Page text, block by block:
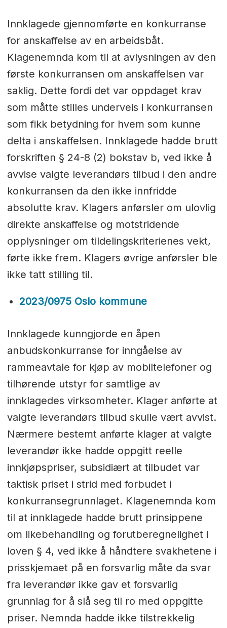
Innklagede gjennomførte en konkurranse
for anskaffelse av en arbeidsbåt.
Klagenemnda kom til at avlysningen av den
første konkurransen om anskaffelsen var
saklig. Dette fordi det var oppdaget krav
som måtte stilles underveis i konkurransen
som fikk betydning for hvem som kunne
delta i anskaffelsen. Innklagede hadde brutt
forskriften § 24-8 (2) bokstav b, ved ikke å
avvise valgte leverandørs tilbud i den andre
konkurransen da den ikke innfridde
absolutte krav. Klagers anførsler om ulovlig
direkte anskaffelse og motstridende
opplysninger om tildelingskriterienes vekt,
førte ikke frem. Klagers øvrige anførsler ble
ikke tatt stilling til.
2023/0975 Oslo kommune
Innklagede kunngjorde en åpen
anbudskonkurranse for inngåelse av
rammeavtale for kjøp av mobiltelefoner og
tilhørende utstyr for samtlige av
innklagedes virksomheter. Klager anførte at
valgte leverandørs tilbud skulle vært avvist.
Nærmere bestemt anførte klager at valgte
leverandør ikke hadde oppgitt reelle
innkjøpspriser, subsidiært at tilbudet var
taktisk priset i strid med forbudet i
konkurransegrunnlaget. Klagenemnda kom
til at innklagede hadde brutt prinsippene
om likebehandling og forutberegnelighet i
loven § 4, ved ikke å håndtere svakhetene i
prisskjemaet på en forsvarlig måte da svar
fra leverandør ikke gav et forsvarlig
grunnlag for å slå seg til ro med oppgitte
priser. Nemnda hadde ikke tilstrekkelig